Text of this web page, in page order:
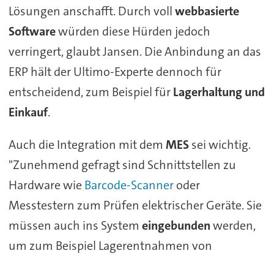
Lösungen anschafft. Durch vollwebbasierte
Softwarewürden diese Hürden jedoch
verringert, glaubt Jansen. Die Anbindung an das
ERP hält der Ultimo-Experte dennoch für
entscheidend, zum Beispiel fürLagerhaltung und
Einkauf.
Auch die Integration mit dem MESsei wichtig.
"Zunehmend gefragt sind Schnittstellen zu
Hardware wie Barcode-Scanneroder
Messtestern zum Prüfen elektrischer Geräte. Sie
müssen auch ins System eingebundenwerden,
um zum Beispiel Lagerentnahmen von